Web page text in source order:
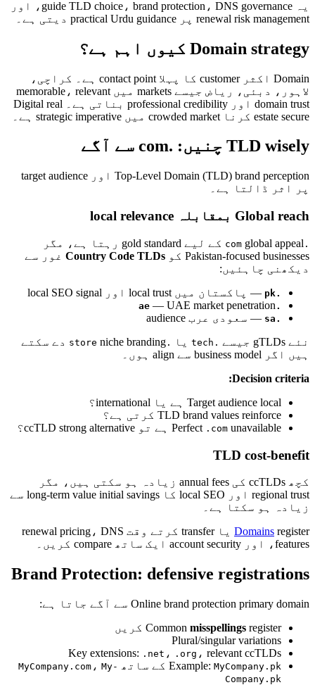
یہ guide TLD choice، brand protection، DNS governance، اور
renewal risk management پر practical Urdu guidance دیتی ہے۔
Domain strategy کیوں اہم ہے؟
Domain اکثر customer کا پہلا contact point ہے۔ کراچی،
لاہور، دبئی، ریاض جیسے markets میں memorable، relevant
domain trust اور professional credibility بناتی ہے۔ Digital real
estate secure کرنا crowded market میں strategic imperative ہے۔
TLD wisely چنیں: .com سے آگے
Top-Level Domain (TLD) brand perception اور target audience
پر اثر ڈالتا ہے۔
Global reach بمقابلہ local relevance
.com
global appeal کے لیے gold standard رہتا ہے، مگر
Pakistan-focused businesses کو
Country Code TLDs غور سے
دیکھنی چاہئیں:
.pk — پاکستان میں local trust اور local SEO signal
.ae
— UAE market penetration
.sa
— سعودی عرب audience
نئے gTLDs جیسے
.tech یا .store
niche branding دے سکتے
ہیں اگر business model سے align ہوں۔
Decision criteria:
Target audience local ہے یا international؟
TLD brand values reinforce کرتی ہے؟
Perfect .com unavailable ہے تو ccTLD strong alternative؟
TLD cost-benefit
کچھ ccTLDs کی annual fees زیادہ ہو سکتی ہیں، مگر
regional trust اور local SEO کا long-term value initial savings سے
زیادہ ہو سکتا ہے۔
Domains
register یا transfer کرتے وقت renewal pricing، DNS
features، اور account security ایک ساتھ compare کریں۔
Brand Protection: defensive registrations
Online brand protection primary domain سے آگے جاتا ہے:
Common misspellings register کریں
Plural/singular variations
Key extensions: .net ، .org ، relevant ccTLDs
Example: MyCompany.pk کے ساتھ MyCompany.com ، My-
Company.pk